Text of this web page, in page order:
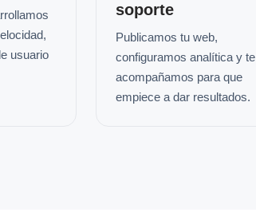
usuario
soporte
Publicamos tu web,
configuramos analítica y te
acompañamos para que
empiece a dar resultados.